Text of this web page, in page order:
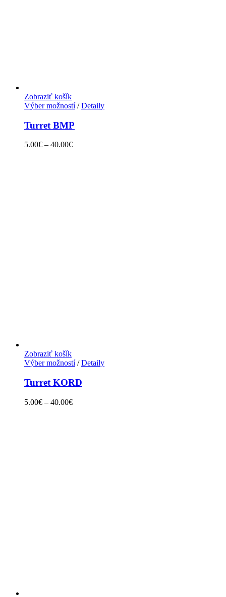
Zobraziť košík
Výber možností/ Detaily
Turret BMP
5.00€ – 40.00€
Zobraziť košík
Výber možností/ Detaily
Turret KORD
5.00€ – 40.00€